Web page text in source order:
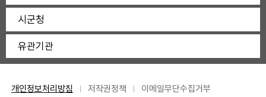
시군청
유관기관
개인정보처리방침 저작권정책
이메일무단수집거부